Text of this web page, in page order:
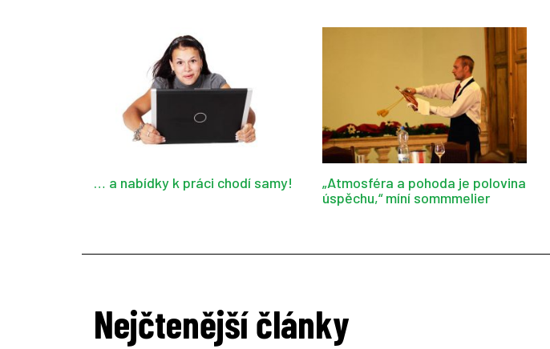
… a nabídky k práci chodí samy!
„Atmosféra a pohoda je polovina
úspěchu,“ míní sommmelier
Nejčtenější články